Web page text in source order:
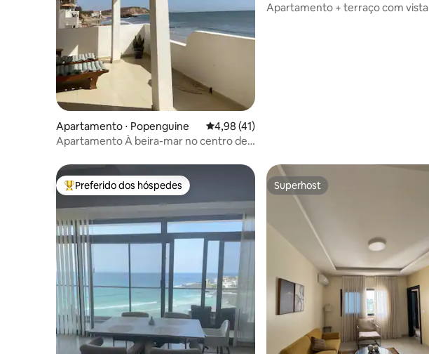
Apartamento ⋅ Popenguine 4,98 de uma avaliação média de 5, 41 avaliações
4,98 (41)
Apartamento À beira-mar no centro de
Apartamento + terraço com vista
Entre os melhores preferidos dos hóspedes
Preferido dos hóspedes Superhost
Superhost